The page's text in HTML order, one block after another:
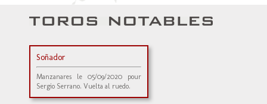
Soñador
Manzanares le 05/09/2020 pour
Sergio Serrano. Vuelta al ruedo.